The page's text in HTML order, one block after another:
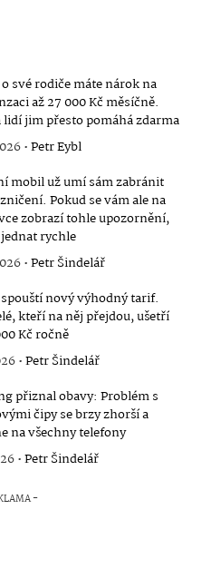
své rodiče máte nárok na
až 27 000 Kč měsíčně.
lidí jim přesto pomáhá zdarma
•Petr Eybl
mobil už umí sám zabránit
Pokud se vám ale na
zobrazí tohle upozornění,
rychle
•Petr Šindelář
nový výhodný tarif.
kteří na něj přejdou, ušetří
Kč ročně
•Petr Šindelář
přiznal obavy: Problém s
čipy se brzy zhorší a
na všechny telefony
•Petr Šindelář